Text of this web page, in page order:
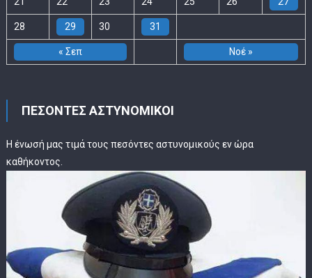
« Σεπ Νοέ »
28 29 30 31
ΠΕΣΟΝΤΕΣ ΑΣΤΥΝΟΜΙΚΟΙ
Η ένωσή μας τιμά τους πεσόντες αστυνομικούς εν ώρα
καθήκοντος.